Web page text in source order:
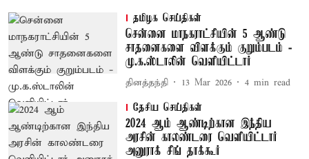
தமிழக செய்திகள்
சென்னை மாநகராட்சியின் 5 ஆண்டு
சாதனைகளை விளக்கும் குறும்படம் -
மு.க.ஸ்டாலின் வெளியிட்டார்
தினத்தந்தி 13 Mar 2026 4 min read
தேசிய செய்திகள்
2024 ஆம் ஆண்டிற்கான இந்திய
அரசின் காலண்டரை வெளியிட்டார்
அனுராக் சிங் தாக்கூர்